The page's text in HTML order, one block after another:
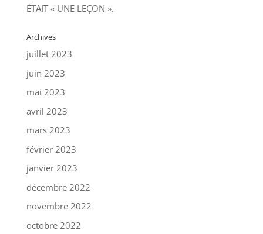
ÉTAIT « UNE LEÇON ».
Archives
juillet 2023
juin 2023
mai 2023
avril 2023
mars 2023
février 2023
janvier 2023
décembre 2022
novembre 2022
octobre 2022